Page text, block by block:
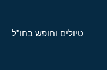
טיולים וחופש בחו"ל